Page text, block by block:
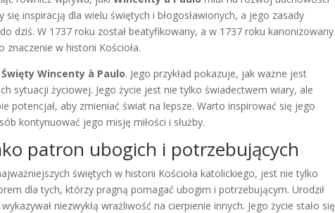
się inspiracją dla wielu świętych i błogosławionych, a jego zasady
dziś. W 1737 roku został beatyfikowany, a w 1737 roku kanonizowany
znaczenie w historii Kościoła.
Święty Wincenty à Paulo. Jego przykład pokazuje, jak ważne jest
sytuacji życiowej. Jego życie jest nie tylko świadectwem wiary, ale
potencjał, aby zmieniać świat na lepsze. Warto inspirować się jego
kontynuować jego misję miłości i służby.
patron ubogich i potrzebujących
świętych w historii Kościoła katolickiego, jest nie tylko
dla tych, którzy pragną pomagać ubogim i potrzebującym. Urodził
niezwykłą wrażliwość na cierpienie innych. Jego życie stało się